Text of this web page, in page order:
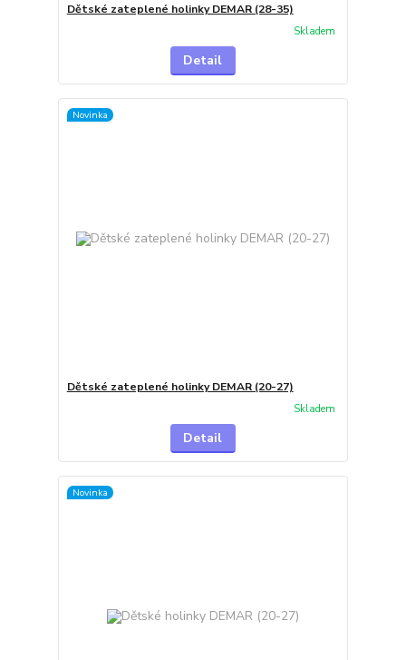
Dětské zateplené holinky DEMAR (28-35)
Skladem
Detail
Novinka
Dětské zateplené holinky DEMAR (20-27)
Skladem
Detail
Novinka